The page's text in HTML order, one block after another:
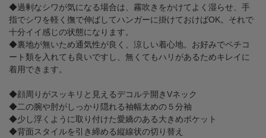
◆過剰なシワが気になる場合は、霧吹きをかけてよく湿らせ、手
指でシワを軽く撫で伸ばしてハンガーに掛けておけばOK。それで
十分イイ感じの状態になります。
◆裏地が無いため通気性が良く、涼しい着心地。お好みでペチコ
ート類を入れても良いですし、無くてもハリがあるためキレイに
着用できます。
◆顔周りがスッキリと見えるデコルテ開きVネック
◆二の腕や肘がしっかり隠れる袖幅太めの５分袖
◆少し浮くように取り付けた愛嬌のある大きめポケット
◆背面スタイルを引き締める縦線状の切り替え